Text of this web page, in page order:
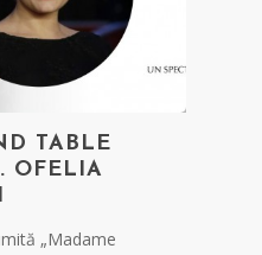
TABLE
OFELIA
„Madame